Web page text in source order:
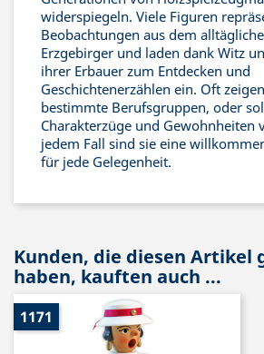
widerspiegeln. Viele Figuren
Beobachtungen aus dem
Erzgebirger und laden dank Witz
ihrer Erbauer zum Entdecken und
Geschichtenerzählen ein. Oft
bestimmte Berufsgruppen, oder
Charakterzüge und Gewohnheiten
jedem Fall sind sie eine
für jede Gelegenheit.
Kunden, die diesen Artikel
haben, kauften auch ...
1171